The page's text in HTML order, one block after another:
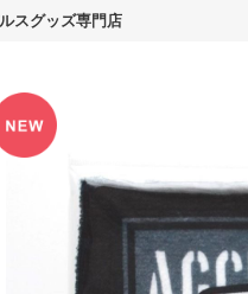
スグッズ専門店